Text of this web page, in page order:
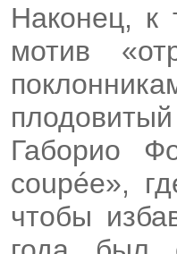
Наконец, к
мотив
Габорио
coupée»,
чтобы